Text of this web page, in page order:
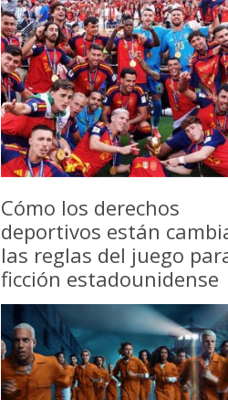
Cómo los derechos
deportivos están
las reglas del juego
ficción estadounidense